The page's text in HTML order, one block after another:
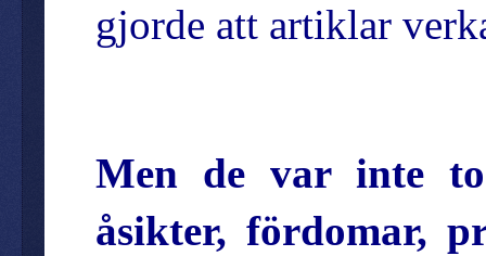
gjorde att artiklar
Men de var inte
åsikter, fördomar,